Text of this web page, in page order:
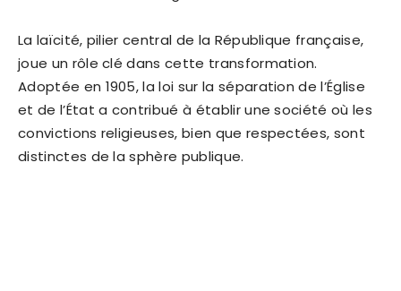
La laïcité, pilier central de la République française,
joue un rôle clé dans cette transformation.
Adoptée en 1905, la loi sur la séparation de l’Église
et de l’État a contribué à établir une société où les
convictions religieuses, bien que respectées, sont
distinctes de la sphère publique.